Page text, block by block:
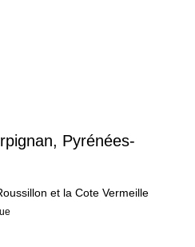
Pyrénées-
et la Cote Vermeille